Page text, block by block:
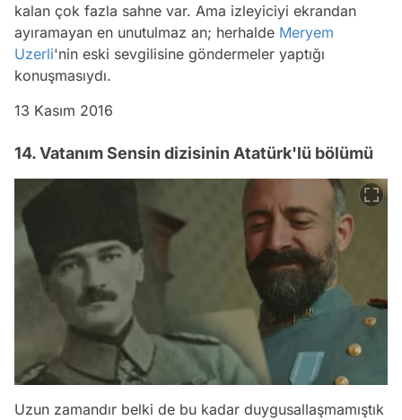
kalan çok fazla sahne var. Ama izleyiciyi ekrandan
ayıramayan en unutulmaz an; herhalde Meryem
Uzerli'nin eski sevgilisine göndermeler yaptığı
konuşmasıydı.
13 Kasım 2016
14. Vatanım Sensin dizisinin Atatürk'lü bölümü
Uzun zamandır belki de bu kadar duygusallaşmamıştık